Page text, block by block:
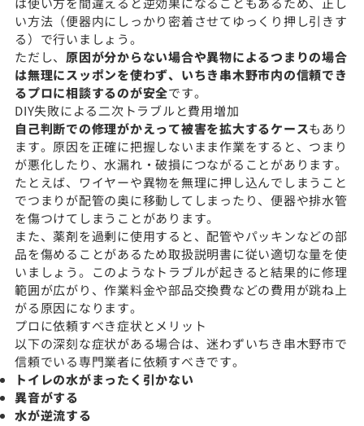
い方法（便器内にしっかり密着させてゆっくり押し引きす
る）で行いましょう。
ただし、 原因が分からない場合や異物によるつまりの場合
は無理にスッポンを使わず、いちき串木野市内の信頼でき
るプロに相談するのが安全です。
DIY失敗による二次トラブルと費用増加
自己判断での修理がかえって被害を拡大するケースもあり
ます。原因を正確に把握しないまま作業をすると、つまり
が悪化したり、水漏れ・破損につながることがあります。
たとえば、ワイヤーや異物を無理に押し込んでしまうこと
でつまりが配管の奥に移動してしまったり、便器や排水管
を傷つけてしまうことがあります。
また、薬剤を過剰に使用すると、配管やパッキンなどの部
品を傷めることがあるため取扱説明書に従い適切な量を使
いましょう。このようなトラブルが起きると結果的に修理
範囲が広がり、作業料金や部品交換費などの費用が跳ね上
がる原因になります。
プロに依頼すべき症状とメリット
以下の深刻な症状がある場合は、迷わずいちき串木野市で
信頼でいる専門業者に依頼すべきです。
トイレの水がまったく引かない
異音がする
水が逆流する